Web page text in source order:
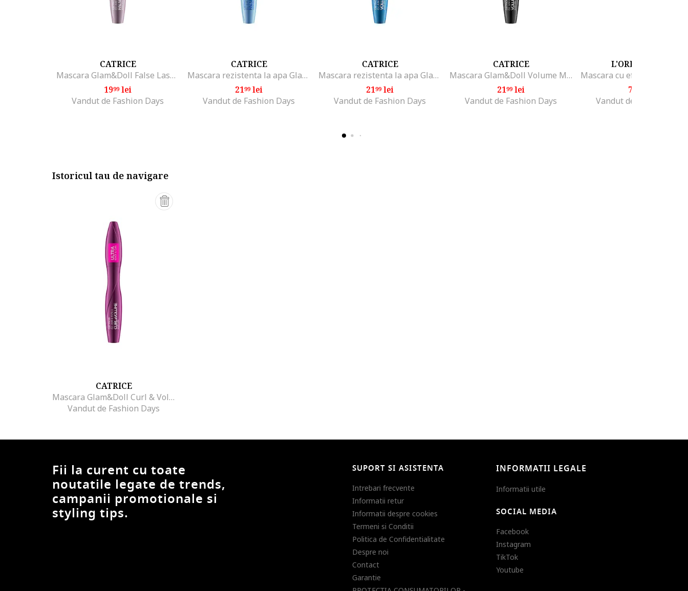
CATRICE
Mascara Glam&Doll False Lashes Mascara 010, 9.5 ml
1999lei
Vandut de Fashion Days
CATRICE
Mascara rezistenta la apa Glam&Doll False Lashes Mascara Waterproof 010, 10 ml
2199lei
Vandut de Fashion Days
CATRICE
Mascara rezistenta la apa Glam & Doll Volume Mascara Waterproof, 10 ml
2199lei
Vandut de Fashion Days
CATRICE
Mascara Glam&Doll Volume Mascara 010, 10 ml
2199lei
Vandut de Fashion Days
L'OREAL PARIS
70
Vandut de Fashion Days
Istoricul tau de navigare
CATRICE
Mascara Glam&Doll Curl & Volume Mascara 010, 10 ml
Vandut de Fashion Days
Fii la curent cu toate
noutatile legate de trends,
campanii promotionale si
styling tips.
SUPORT SI ASISTENTA
Intrebari frecvente
Informatii retur
Informatii despre cookies
Termeni si Conditii
Politica de Confidentialitate
Despre noi
Contact
Garantie
INFORMATII LEGALE
Informatii utile
SOCIAL MEDIA
Facebook
Instagram
TikTok
Youtube